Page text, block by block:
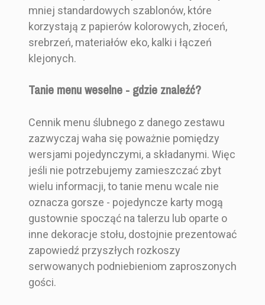
mniej standardowych szablonów, które
korzystają z papierów kolorowych, złoceń,
srebrzeń, materiałów eko, kalki i łączeń
klejonych.
Tanie menu weselne - gdzie znaleźć?
Cennik menu ślubnego z danego zestawu
zazwyczaj waha się poważnie pomiędzy
wersjami pojedynczymi, a składanymi. Więc
jeśli nie potrzebujemy zamieszczać zbyt
wielu informacji, to tanie menu wcale nie
oznacza gorsze - pojedyncze karty mogą
gustownie spocząć na talerzu lub oparte o
inne dekoracje stołu, dostojnie prezentować
zapowiedź przyszłych rozkoszy
serwowanych podniebieniom zaproszonych
gości.